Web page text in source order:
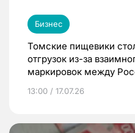
Бизнес
Томские пищевики
отгрузок из-за
маркировок между
13:00 / 17.07.26